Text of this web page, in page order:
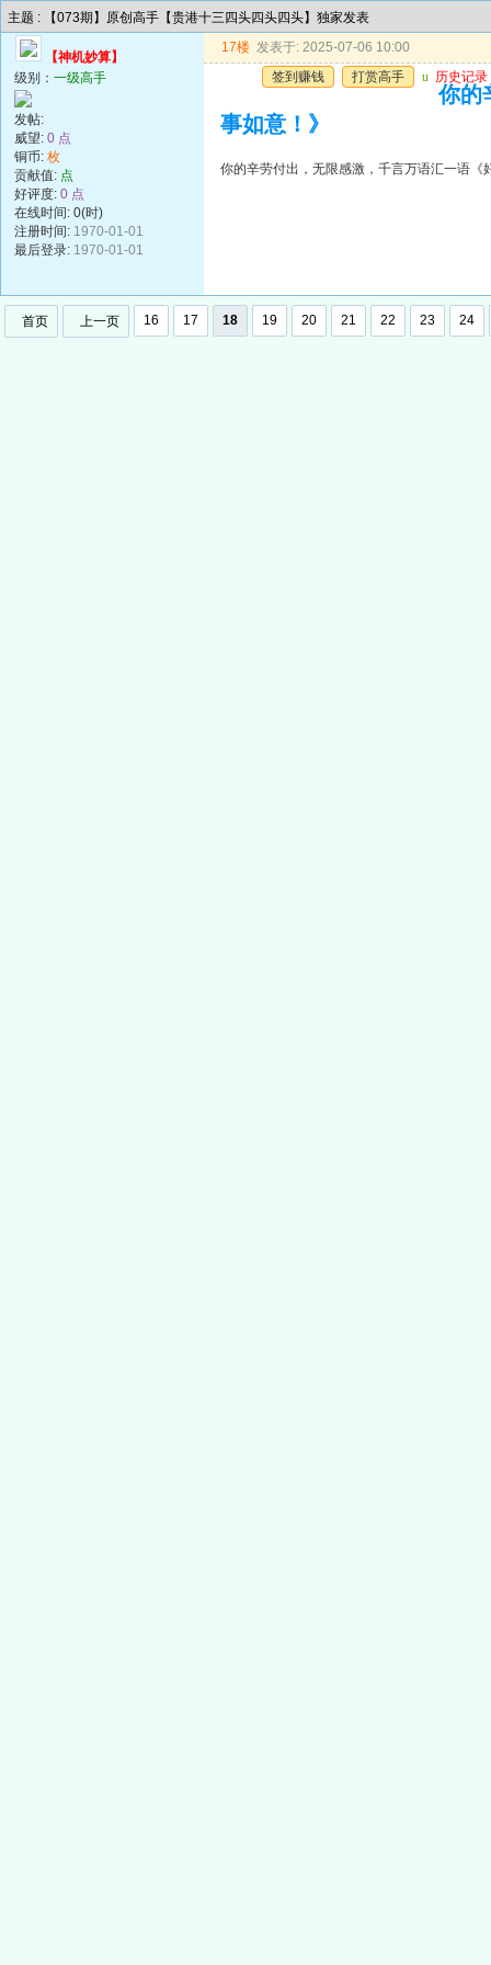
主题 : 【073期】原创高手【贵港十三四头四头四头】独家发表
【神机妙算】
级别： 一级高手
发帖:
威望: 0 点
铜币: 枚
贡献值: 点
好评度: 0 点
在线时间: 0(时)
注册时间: 1970-01-01
最后登录: 1970-01-01
17楼 发表于: 2025-07-06 10:00
签到赚钱
打赏高手 u 历史记录
你的
事如意！》
你的辛劳付出，无限感激，千言万语汇一语《
首页 上一页 16 17 18 19 20 21 22 23 24